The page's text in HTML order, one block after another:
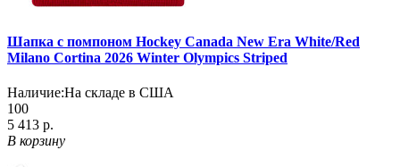
Шапка с помпоном Hockey Canada New Era White/Red
Milano Cortina 2026 Winter Olympics Striped
Наличие:На складе в США
100
5 413 р.
В корзину